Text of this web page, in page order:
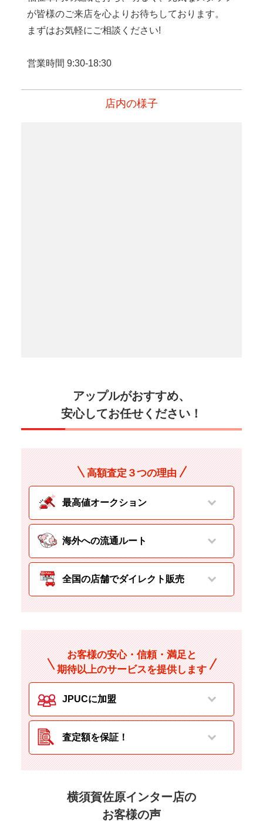
が皆様のご来店を心よりお待ちしております。
まずはお気軽にご相談ください!
営業時間 9:30-18:30
店内の様子
アップルがおすすめ、
安心してお任せください！
高額査定３つの理由
最高値オークション
海外への流通ルート
全国の店舗でダイレクト販売
お客様の安心・信頼・満足と
期待以上のサービスを提供します
JPUCに加盟
査定額を保証！
横須賀佐原インター店の
お客様の声